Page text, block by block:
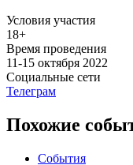
Условия участия
18+
Время проведения
11-15 октября 2022
Социальные сети
Телеграм
Похожие
События